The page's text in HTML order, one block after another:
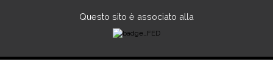
Questo sito è associato alla